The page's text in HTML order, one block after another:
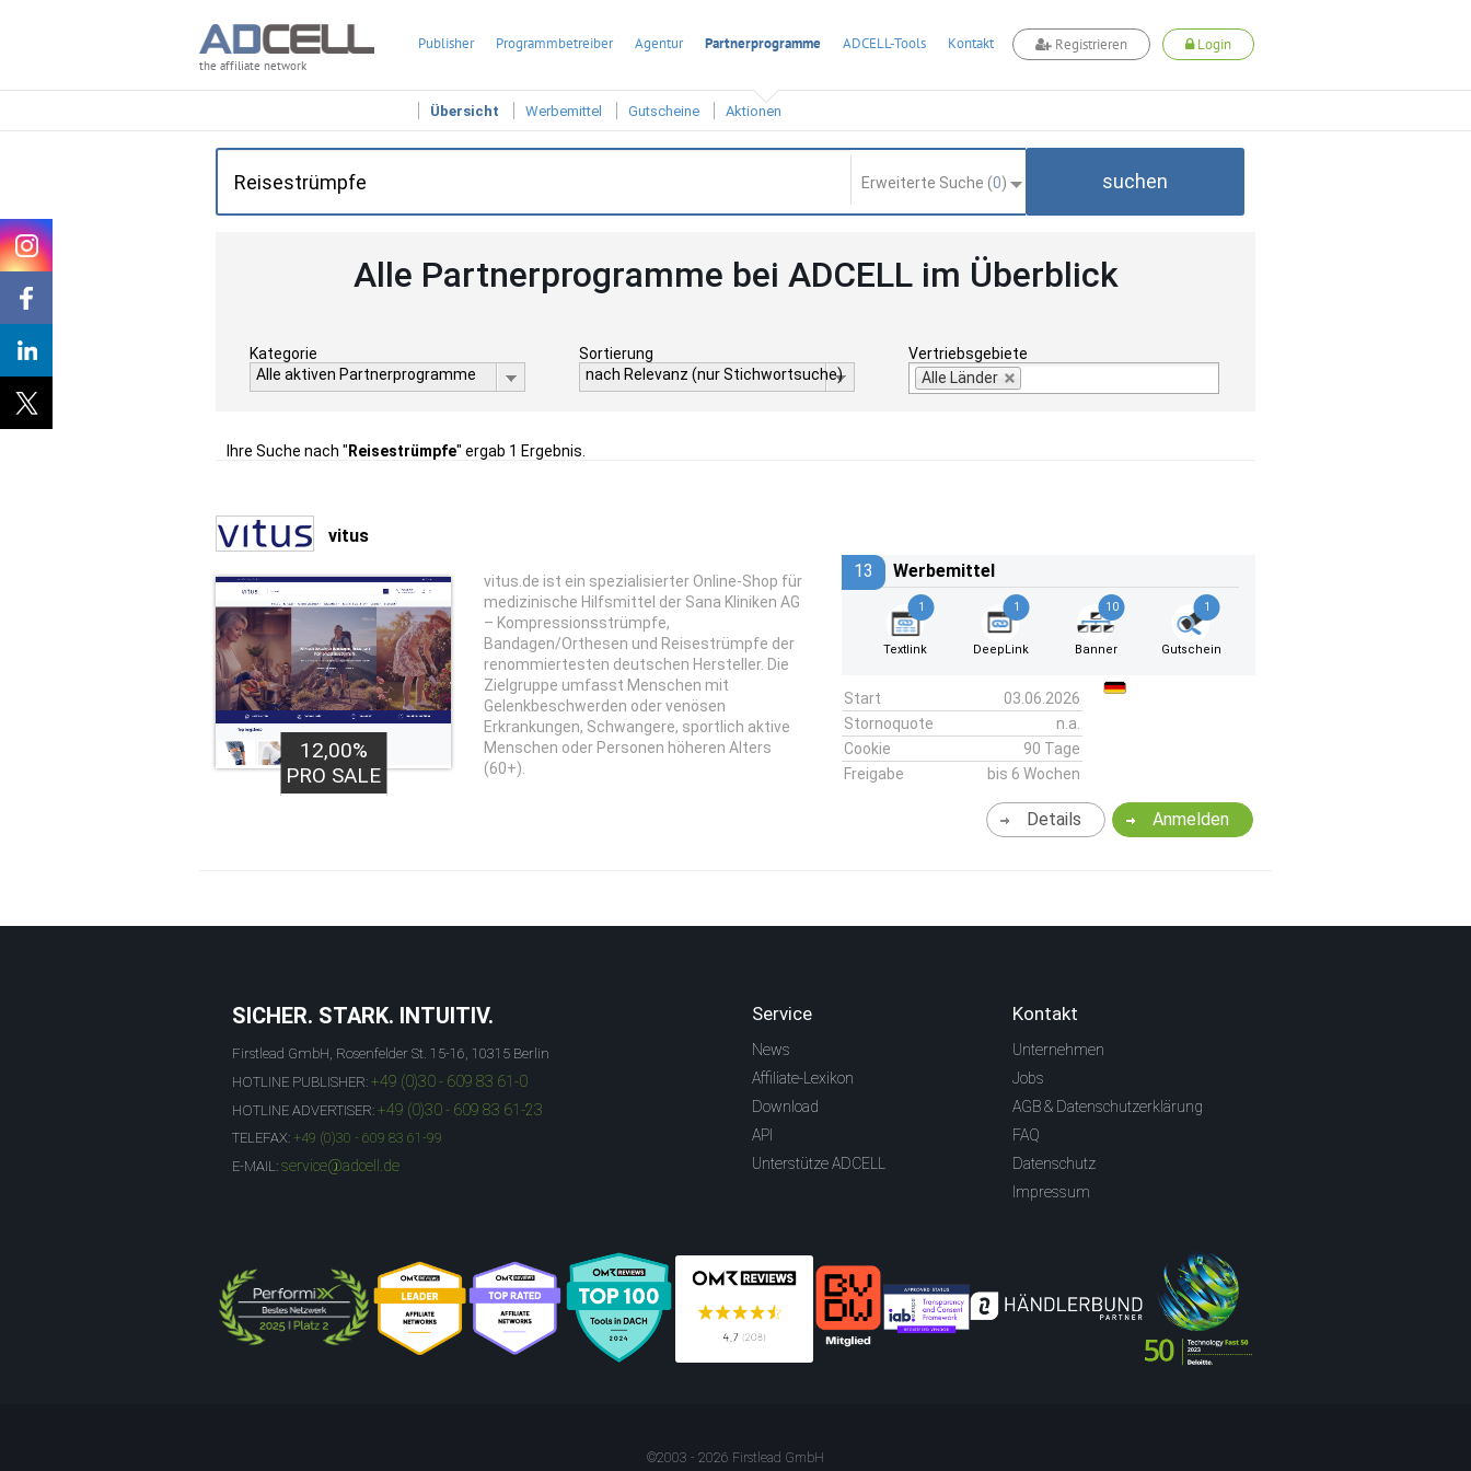
the affiliate network
Publisher Programmbetreiber Agentur Partnerprogramme ADCELL-Tools Kontakt Registrieren Login
Übersicht Werbemittel Gutscheine Aktionen
Erweiterte Suche (0) suchen
Alle Partnerprogramme bei ADCELL im Überblick
Kategorie
Alle aktiven Partnerprogramme
Sortierung
nach Relevanz (nur Stichwortsuche)
Vertriebsgebiete
Alle Länder
Ihre Suche nach " Reisestrümpfe" ergab 1 Ergebnis.
vitus
12,00%
PRO SALE
vitus.de ist ein spezialisierter Online-Shop für
medizinische Hilfsmittel der Sana Kliniken AG
– Kompressionsstrümpfe,
Bandagen/Orthesen und Reisestrümpfe der
renommiertesten deutschen Hersteller. Die
Zielgruppe umfasst Menschen mit
Gelenkbeschwerden oder venösen
Erkrankungen, Schwangere, sportlich aktive
Menschen oder Personen höheren Alters
(60+).
13 Werbemittel
1
Textlink
1
DeepLink
10
Banner
1
Gutschein
Start
03.06.2026
Stornoquote
n.a.
Cookie
90 Tage
Freigabe
bis 6 Wochen
Anmelden
Details
SICHER. STARK. INTUITIV.
Firstlead GmbH, Rosenfelder St. 15-16, 10315 Berlin
HOTLINE PUBLISHER: +49 (0)30 - 609 83 61-0
HOTLINE ADVERTISER: +49 (0)30 - 609 83 61-23
TELEFAX: +49 (0)30 - 609 83 61-99
E-MAIL: service@adcell.de
Service
News
Affiliate-Lexikon
Download
API
Unterstütze ADCELL
Kontakt
Unternehmen
Jobs
AGB & Datenschutzerklärung
FAQ
Datenschutz
Impressum
©2003 - 2026 Firstlead GmbH